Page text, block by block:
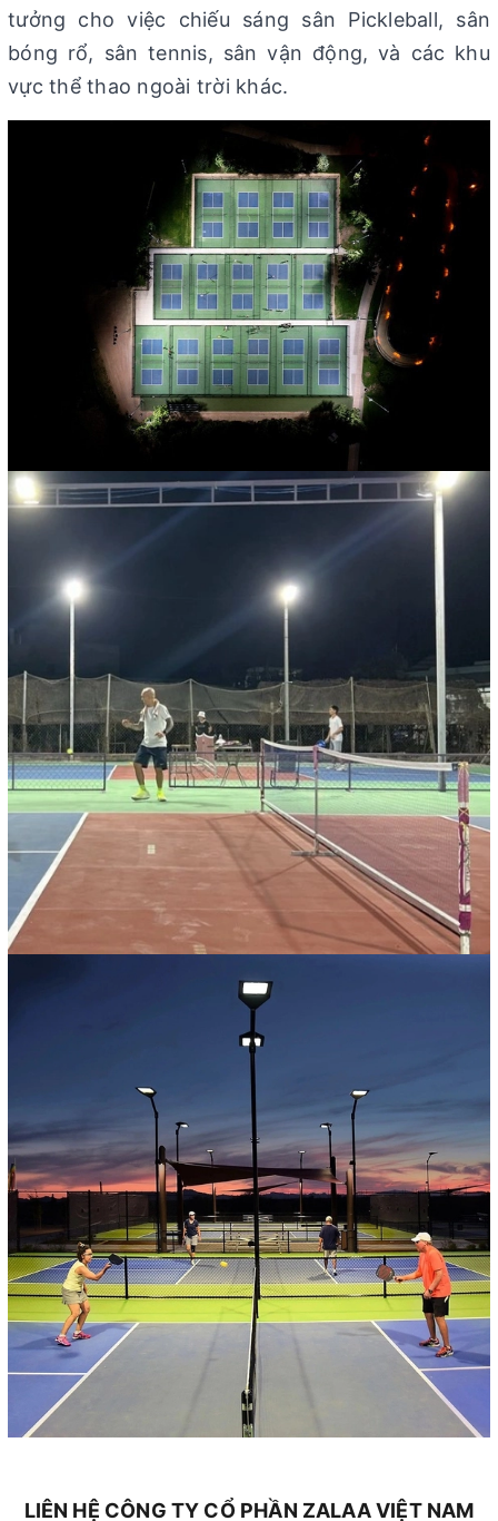
tưởng cho việc chiếu sáng sân Pickleball, sân
bóng rổ, sân tennis, sân vận động, và các khu
vực thể thao ngoài trời khác.
LIÊN HỆ CÔNG TY CỔ PHẦN ZALAA VIỆT NAM